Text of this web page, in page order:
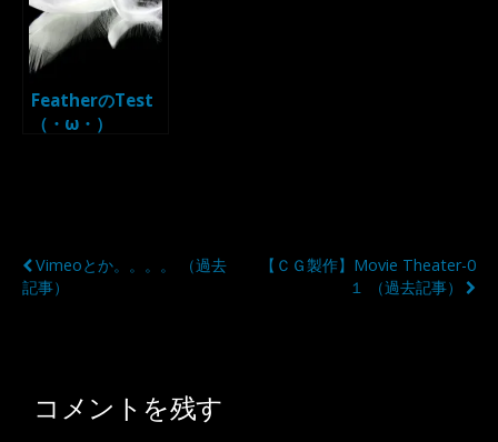
FeatherのTest
（・ω・）
Vimeoとか。。。。 （過去
記事）
【ＣＧ製作】Movie Theater-0
１ （過去記事）
コメントを残す